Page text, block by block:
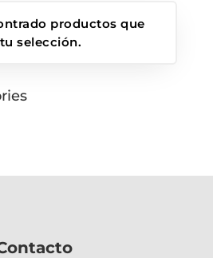
productos que
selección.